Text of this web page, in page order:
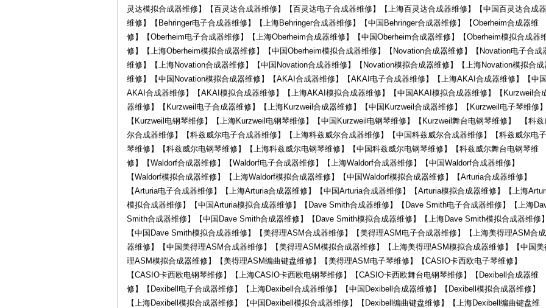
灵达模拟合成器维修】【百灵达合成器维修】【百灵达电子合成器维修】【上海百灵达合成器维修】【中国百灵达合成器
维修】【Behringer电子合成器维修】【上海Behringer合成器维修】【中国Behringer合成器维修】【Oberheim合成器维
修】【Oberheim电子合成器维修】【上海Oberheim合成器维修】【中国Oberheim合成器维修】【Oberheim模拟合成器
修】【上海Oberheim模拟合成器维修】【中国Oberheim模拟合成器维修】【Novation合成器维修】【Novation电子合成
维修】【上海Novation合成器维修】【中国Novation合成器维修】【Novation模拟合成器维修】【上海Novation模拟合成
维修】【中国Novation模拟合成器维修】【AKAI合成器维修】【AKAI电子合成器维修】【上海AKAI合成器维修】【中国
AKAI合成器维修】【AKAI模拟合成器维修】【上海AKAI模拟合成器维修】【中国AKAI模拟合成器维修】【Kurzweil合
器维修】【Kurzweil电子合成器维修】【上海Kurzweil合成器维修】【中国Kurzweil合成器维修】【Kurzweil电子琴维修】
【Kurzweil电钢琴维修】【上海Kurzweil电钢琴维修】【中国Kurzweil电钢琴维修】【Kurzweil舞台电钢琴维修】 【科兹
尔合成器维修】【科兹威尔电子合成器维修】【上海科兹威尔合成器维修】【中国科兹威尔合成器维修】【科兹威尔电子
琴维修】【科兹威尔电钢琴维修】【上海科兹威尔电钢琴维修】【中国科兹威尔电钢琴维修】【科兹威尔舞台电钢琴维
修】【Waldorf合成器维修】【Waldorf电子合成器维修】【上海Waldorf合成器维修】【中国Waldorf合成器维修】
【Waldorf模拟合成器维修】【上海Waldorf模拟合成器维修】【中国Waldorf模拟合成器维修】【Arturia合成器维修】
【Arturia电子合成器维修】【上海Arturia合成器维修】【中国Arturia合成器维修】【Arturia模拟合成器维修】【上海
模拟合成器维修】【中国Arturia模拟合成器维修】【Dave Smith合成器维修】【Dave Smith电子合成器维修】【上海
Smith合成器维修】【中国Dave Smith合成器维修】【Dave Smith模拟合成器维修】【上海Dave Smith模拟合成器维修】
【中国Dave Smith模拟合成器维修】【美得理ASM合成器维修】【美得理ASM电子合成器维修】【上海美得理ASM合成
器维修】【中国美得理ASM合成器维修】【美得理ASM模拟合成器维修】【上海美得理ASM模拟合成器维修】【中国美
理ASM模拟合成器维修】【美得理ASM编曲键盘维修】【美得理ASM电子琴维修】【CASIO卡西欧电子琴维修】
【CASIO卡西欧电钢琴维修】【上海CASIO卡西欧电钢琴维修】【CASIO卡西欧舞台电钢琴维修】【Dexibell合成器维
修】【Dexibell电子合成器维修】【上海Dexibell合成器维修】【中国Dexibell合成器维修】【Dexibell模拟合成器维修】
【上海Dexibell模拟合成器维修】【中国Dexibell模拟合成器维修】【Dexibell编曲键盘维修】【上海Dexibell编曲键盘维